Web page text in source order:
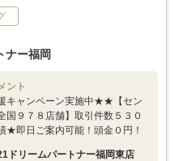
ナー福岡
ント
キャンペーン実施中★★【セン
国９７８店舗】取引件数５３０
★即日ご案内可能！頭金０円！
ドリームパートナー福岡東店